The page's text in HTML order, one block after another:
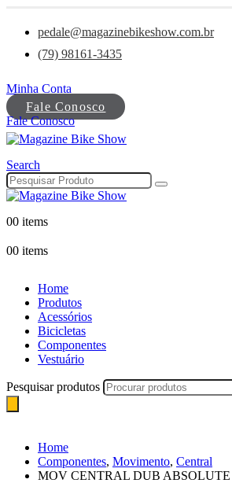
pedale@magazinebikeshow.com.br
(79) 98161-3435
Minha Conta
Fale Conosco
Fale Conosco
Search
00 items
00 items
Home
Produtos
Acessórios
Bicicletas
Componentes
Vestuário
Pesquisar produtos
Home
Componentes, Movimento, Central
MOV CENTRAL DUB ABSOLUTE